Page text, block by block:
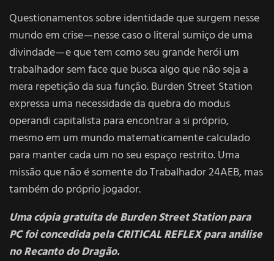
Questionamentos sobre identidade que surgem nesse
mundo em crise — nesse caso o literal sumiço de uma
divindade — e que tem como seu grande herói um
trabalhador sem face que busca algo que não seja a
mera repetição da sua função. Burden Street Station
expressa uma necessidade da quebra do modus
operandi capitalista para encontrar a si próprio,
mesmo em um mundo matematicamente calculado
para manter cada um no seu espaço restrito. Uma
missão que não é somente do Trabalhador 24AEB, mas
também do próprio jogador.
Uma cópia gratuita de Burden Street Station para
PC foi concedida pela CRITICAL REFLEX para análise
no Recanto do Dragão.